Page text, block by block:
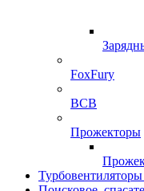
FoxFury
ВСВ
Прожекторы